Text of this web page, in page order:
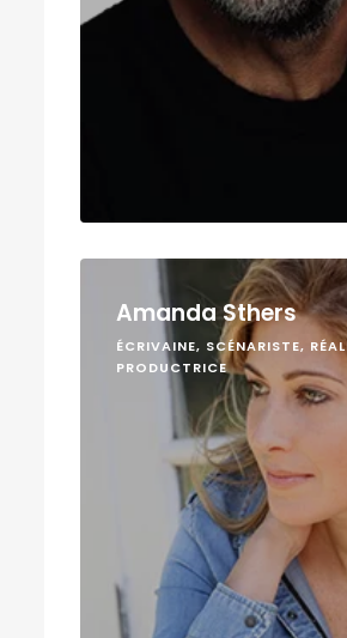
Amanda Sthers
ÉCRIVAINE, SCÉNARISTE,
PRODUCTRICE